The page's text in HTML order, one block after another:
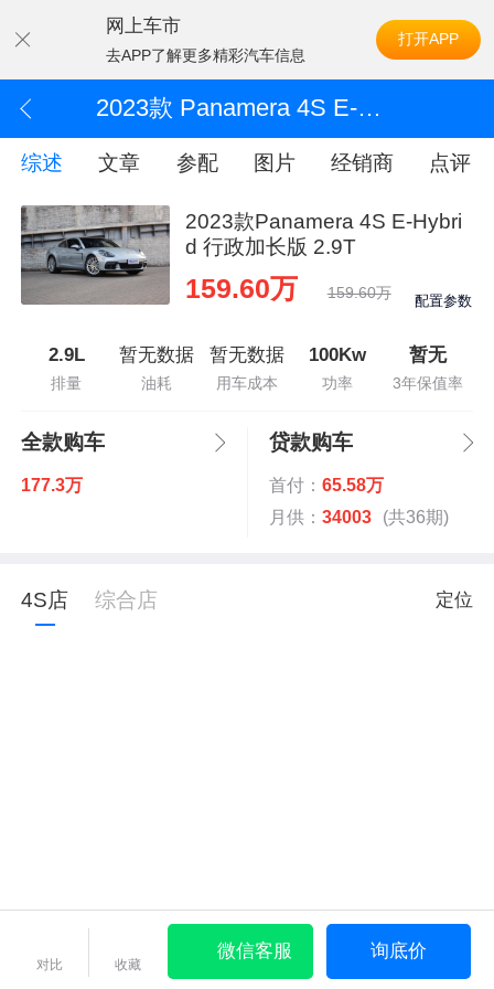
网上车市
去APP了解更多精彩汽车信息
打开APP
2023款 Panamera 4S E-Hybrid 行政加长版 2.9T
综述 文章 参配 图片 经销商 点评
2023款Panamera 4S E-Hybri
d 行政加长版 2.9T
159.60万 159.60万 配置参数
2.9L
排量
暂无数据
油耗
暂无数据
用车成本
100Kw
功率
暂无
3年保值率
全款购车
177.3万
贷款购车
首付： 65.58万
月供： 34003 (共36期)
4S店 综合店 定位
对比 收藏
微信客服 询底价